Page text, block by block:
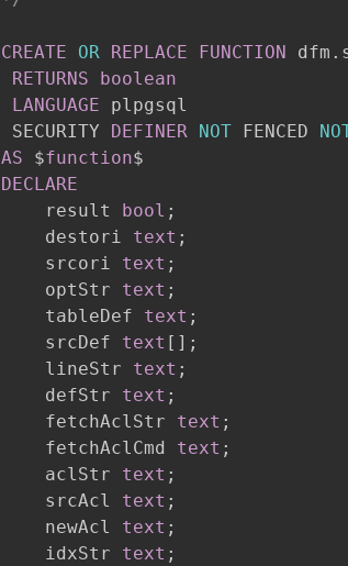
CREATE OR REPLACE FUNCTION dfm .
RETURNS
boolean
LANGUAGE plpgsql
SECURITY DEFINER NOT FENCED
AS $function
DECLARE
    result
bool ;
    destori
text ;
    srcori
text ;
    optStr
text ;
    tableDef
text ;
    srcDef
text [ ] ;
    lineStr
text ;
    defStr
text ;
    fetchAclStr
text ;
    fetchAclCmd
text ;
    aclStr
text ;
    srcAcl
text ;
    newAcl
text ;
    idxStr
text ;